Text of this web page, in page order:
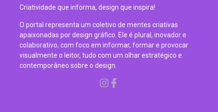
Criatividade que informa, design que inspira!
O portal representa um coletivo de mentes criativas
apaixonadas por design gráfico. Ele é plural, inovador e
colaborativo, com foco em informar, formar e provocar
visualmente o leitor, tudo com um olhar estratégico e
contemporâneo sobre o design.